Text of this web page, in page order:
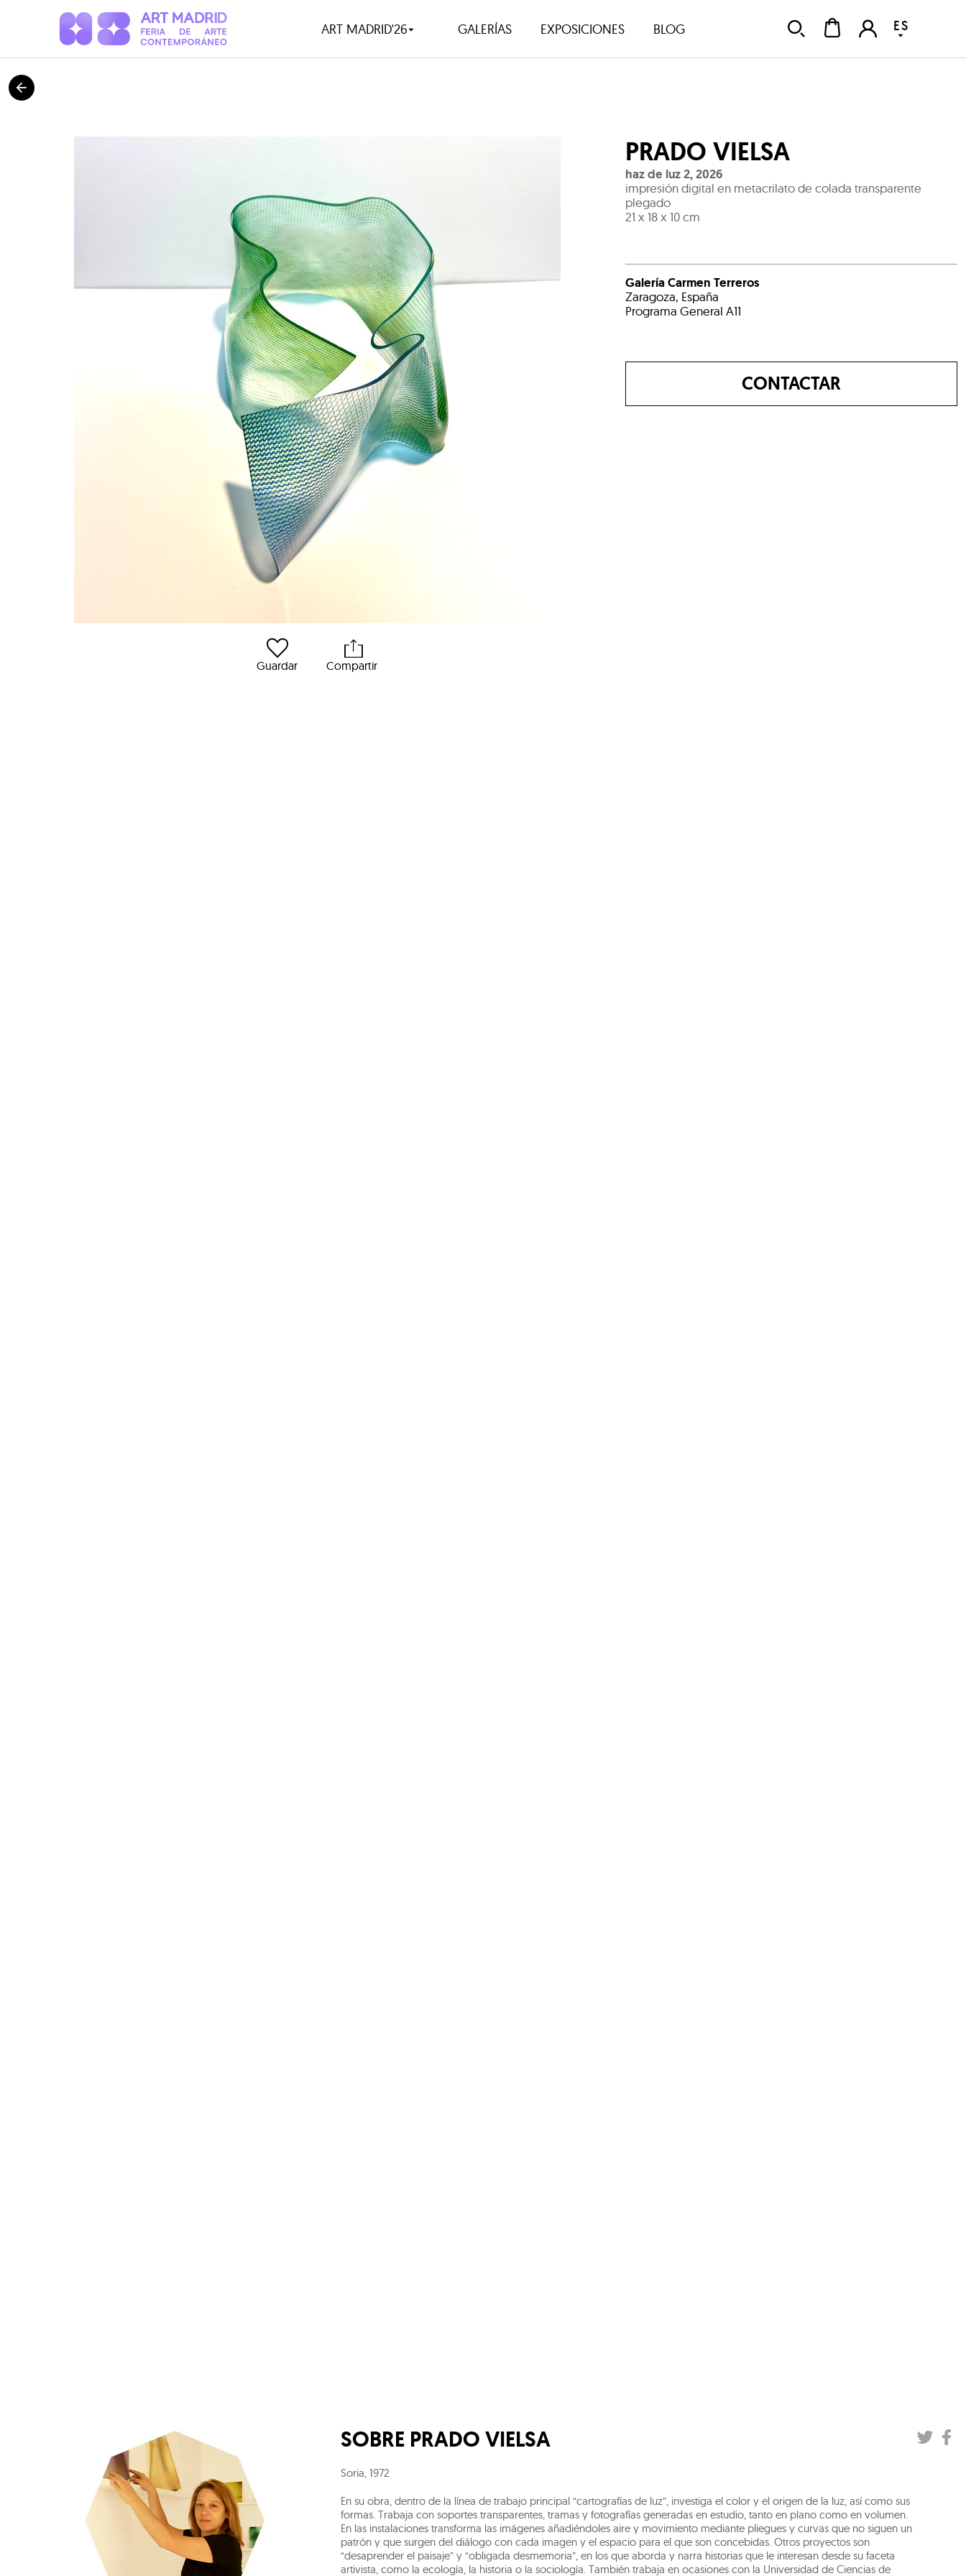
ART MADRID'26 GALERÍAS EXPOSICIONES BLOG ES
Guardar Compartir
PRADO VIELSA
haz de luz 2,2026
impresión digital en metacrilato de colada transparente
plegado
21 x 18 x 10 cm
Galería Carmen Terreros
Zaragoza, España
Programa General A11
CONTACTAR
SOBRE PRADO VIELSA
Soria, 1972
En su obra, dentro de la línea de trabajo principal “cartografías de luz”, investiga el color y el origen de la luz, así como sus
formas. Trabaja con soportes transparentes, tramas y fotografías generadas en estudio, tanto en plano como en volumen.
En las instalaciones transforma las imágenes añadiéndoles aire y movimiento mediante pliegues y curvas que no siguen un
patrón y que surgen del diálogo con cada imagen y el espacio para el que son concebidas. Otros proyectos son
“desaprender el paisaje” y “obligada desmemoria”, en los que aborda y narra historias que le interesan desde su faceta
artivista, como la ecología, la historia o la sociología. También trabaja en ocasiones con la Universidad de Ciencias de